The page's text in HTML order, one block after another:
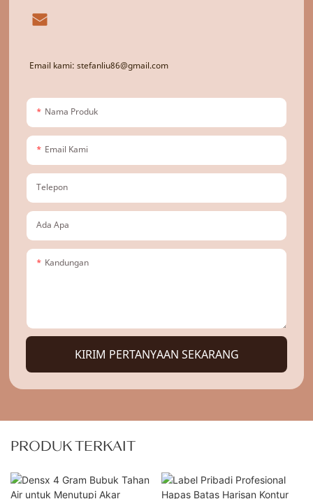
Email kami: stefanliu86@gmail.com
Nama Produk
Email Kami
Telepon
Ada Apa
Kandungan
KIRIM PERTANYAAN SEKARANG
PRODUK TERKAIT